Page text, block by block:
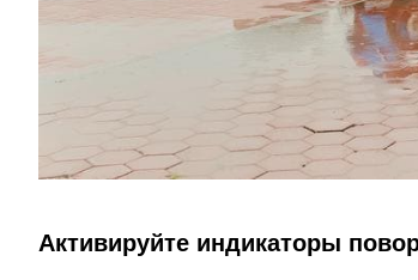
Активируйте индикаторы